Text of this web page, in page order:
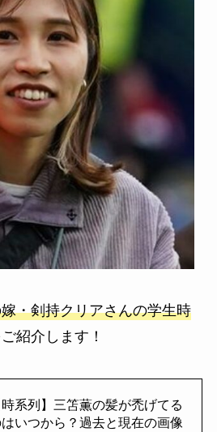
・剣持クリアさんの学生時
紹介します！
時系列】三笘薫の髪が禿げてる
いつから？過去と現在の画像